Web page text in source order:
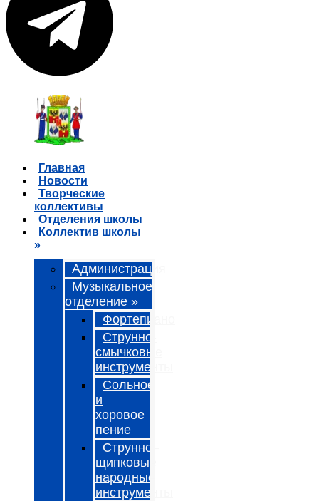
Главная
Новости
Творческие
коллективы
Отделения школы
Коллектив школы
»
Администрация
Музыкальное
отделение »
Фортепиано
Струнно-
смычковые
инструменты
Сольное
и
хоровое
пение
Струнно–
щипковые
народные
инструменты